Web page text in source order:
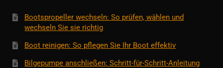
Bootspropeller wechseln: So prüfen, wählen und
wechseln Sie sie richtig
Boot reinigen: So pflegen Sie Ihr Boot effektiv
Bilgepumpe anschließen: Schritt-für-Schritt-Anleitung